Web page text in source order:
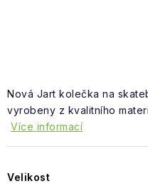
Nová Jart kolečka na
vyrobeny z kvalitního
Více informací
Velikost